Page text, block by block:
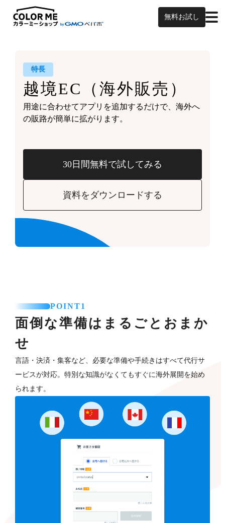
無料お試し
特長
越境EC （海外販売）
用途に合わせてアプリを追加するだけで、海外へ
の販路が簡単に拡がります。
30日間無料で試してみる
資料をダウンロードする
POINT1
面倒な準備はまるごとおまか
せ
言語・決済・集客など、必要な準備や手続きはすべて代行サ
ービスが対応。特別な知識がなくてもすぐに海外展開を始め
られます。